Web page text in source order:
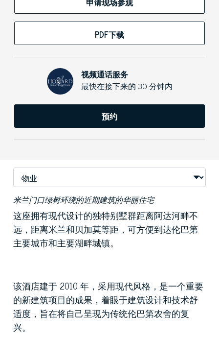
PDF下载
视频通话服务
最快在接下来的 30 分钟内
预约
米兰门口绿树环绕的近期建筑的华丽住宅
这座拥有现代设计的独特别墅群距离阿达河畔不
远，距离米兰和贝加莫等距，可方便到达伦巴第
主要城市和主要湖畔城镇。
该酒店建于 2010 年，采用现代风格，是一个重要
的新建筑项目的成果，着眼于建筑设计和技术舒
适度，旨在将自己呈现为传统伦巴第农舍的复
兴。